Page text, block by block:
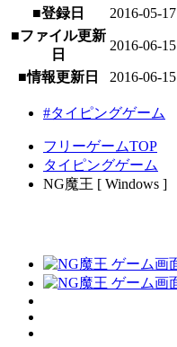
■登録日
2016-05-17
■ファイル更新
日
2016-06-15
■情報更新日 2016-06-15
#タイピングゲーム
フリーゲームTOP
タイピングゲーム
NG魔王 [ Windows ]